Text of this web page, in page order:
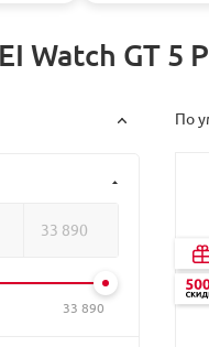
Watch GT 5
По
33 890